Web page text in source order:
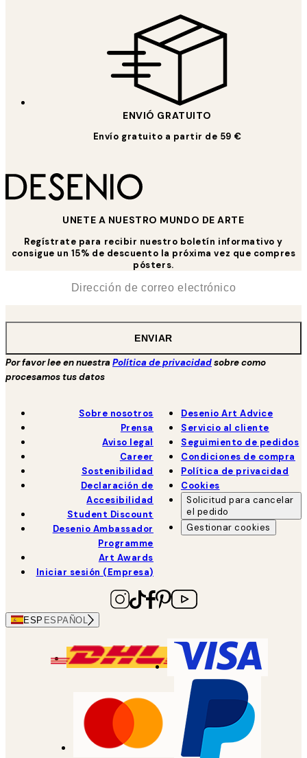
ENVIÓ GRATUITO
Envío gratuito a partir de 59 €
UNETE A NUESTRO MUNDO DE ARTE
Regístrate para recibir nuestro boletín informativo y
consigue un 15% de descuento la próxima vez que compres
pósters.
ENVIAR
Por favor lee en nuestraPolítica de privacidadsobre como
procesamos tus datos
Sobre nosotros
Prensa
Aviso legal
Career
Sostenibilidad
Declaración de
Accesibilidad
Student Discount
Desenio Ambassador
Programme
Art Awards
Iniciar sesión (Empresa)
Desenio Art Advice
Servicio al cliente
Seguimiento de pedidos
Condiciones de compra
Política de privacidad
Cookies
Solicitud para cancelar
el pedido
Gestionar cookies
ESP ESPAÑOL